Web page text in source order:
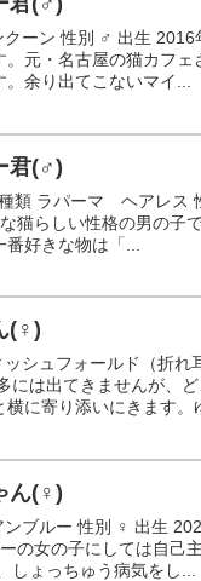
クーン 性別 ♂ 出生
。元・名古屋の猫カフ
余り出てこないマイ...
君(♂)
類 ラパーマ ヘアレス
猫らしい性格の男の子
好きな物は「...
(♀)
シュフォールド（折
には出てきませんが、
に寄り添いにきます。
ん(♀)
ブルー 性別 ♀ 出生
の女の子にしては自己
しょっちゅう病気をし...